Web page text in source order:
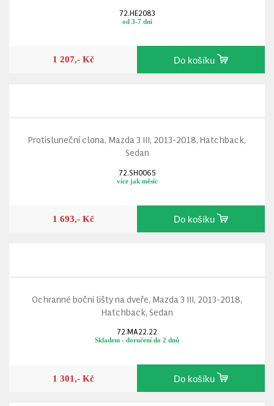
72.HE2083
od 3-7 dní
1 207,- Kč Do košíku
Protisluneční clona, Mazda 3 III, 2013-2018, Hatchback,
Sedan
72.SH0065
více jak měsíc
1 693,- Kč Do košíku
Ochranné boční lišty na dveře, Mazda 3 III, 2013-2018,
Hatchback, Sedan
72.MA22.22
Skladem - doručení do 2 dnů
1 301,- Kč Do košíku